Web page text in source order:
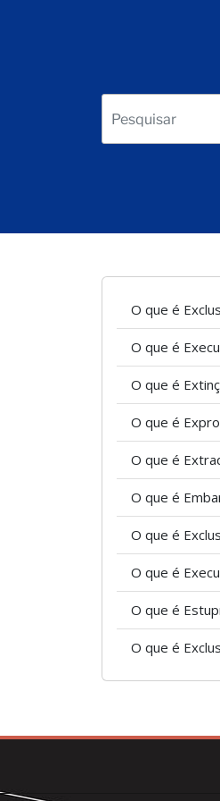
O que é
O que é
O que é
O que é
O que é
O que é
O que é
O que é
O que é
O que é